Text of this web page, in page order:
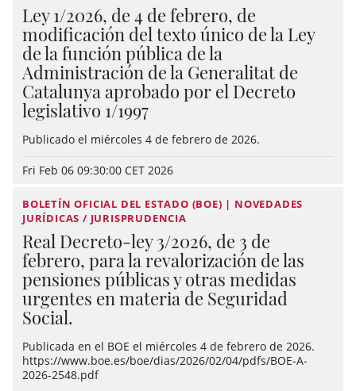
Ley 1/2026, de 4 de febrero, de
modificación del texto único de la Ley
de la función pública de la
Administración de la Generalitat de
Catalunya aprobado por el Decreto
legislativo 1/1997
Publicado el miércoles 4 de febrero de 2026.
Fri Feb 06 09:30:00 CET 2026
BOLETÍN OFICIAL DEL ESTADO (BOE) | NOVEDADES
JURÍDICAS / JURISPRUDENCIA
Real Decreto-ley 3/2026, de 3 de
febrero, para la revalorización de las
pensiones públicas y otras medidas
urgentes en materia de Seguridad
Social.
Publicada en el BOE el miércoles 4 de febrero de 2026.
https://www.boe.es/boe/dias/2026/02/04/pdfs/BOE-A-
2026-2548.pdf